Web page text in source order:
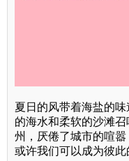
夏日的风带着海盐的
的海水和柔软的沙滩
州，厌倦了城市的喧嚣
或许我们可以成为彼此